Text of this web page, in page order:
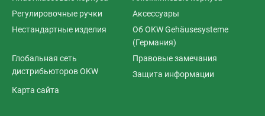
Регулировочные ручки
Аксессуары
Нестандартные изделия
Об OKW Gehäusesysteme
(Германия)
Глобальная сеть
дистрибьюторов OKW
Правовые замечания
Защита информации
Карта сайта